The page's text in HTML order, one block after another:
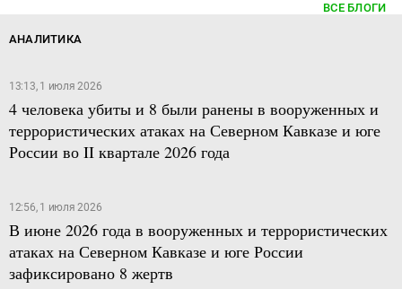
ВСЕ БЛОГИ
АНАЛИТИКА
13:13, 1 июля 2026
4 человека убиты и 8 были ранены в вооруженных и
террористических атаках на Северном Кавказе и юге
России во II квартале 2026 года
12:56, 1 июля 2026
В июне 2026 года в вооруженных и террористических
атаках на Северном Кавказе и юге России
зафиксировано 8 жертв